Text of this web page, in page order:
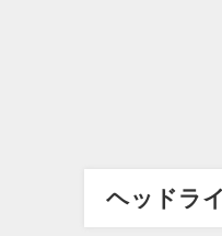
ヘッドラ